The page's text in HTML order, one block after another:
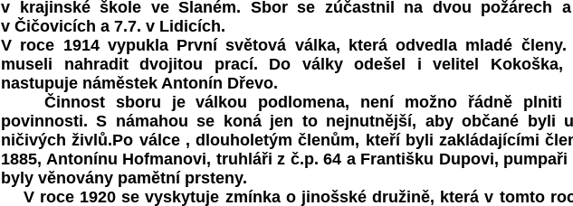
v krajinské škole ve Slaném. Sbor se zúčastnil na dvou požárech
v Čičovicích a 7.7. v Lidicích.
V roce 1914 vypukla První světová válka, která odvedla mladé
museli nahradit dvojitou prací. Do války odešel i velitel Kokoška,
nastupuje náměstek Antonín Dřevo.
Činnost sboru je válkou podlomena, není možno řádně plniti
povinnosti. S námahou se koná jen to nejnutnější, aby občané byli
ničivých živlů.Po válce , dlouholetým členům, kteří byli zakládajícími
1885, Antonínu Hofmanovi, truhláři z č.p. 64 a Františku Dupovi, pumpaři
byly věnovány pamětní prsteny.
V roce 1920 se vyskytuje zmínka o jinošské družině, která v tomto